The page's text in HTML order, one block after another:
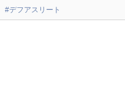
#デフアスリート